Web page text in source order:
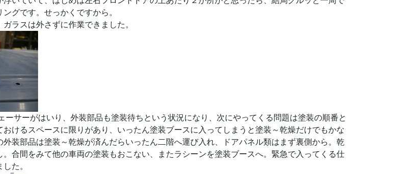
グです。せっかくですから。
ラスは外さずに作業できました。
ーサーがはいり、外装部品も塗装待ちという状況になり、次にやってくる問題は塗装の順番と
けるスペースに限りがあり、いったん塗装ブースに入ってしまうと塗装～乾燥だけでもかな
装部品は塗装～乾燥が済んだらいったん二階へ運び入れ、ドアパネル類はまず裏側から。乾
合間をみて他の車両の塗装もおこない、またラシーンを塗装ブースへ。緊急で入ってくる仕
た。